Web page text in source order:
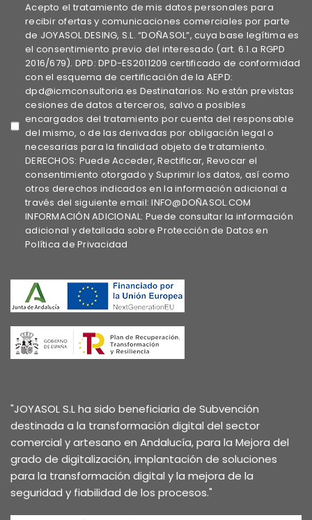
Acepto el tratamiento de mis datos personales para
recibir ofertas y comunicaciones comerciales por parte
de JOYASOL DESING, S.L. “DOÑASOL”, cuya base legítima es
el consentimiento previo del interesado (art. 6.1.a RGPD
2016/679). DPD: DPD-ES2011209 certificado de conformidad
con el esquema de certificación de la AEPD:
dpd@icmconsultoria.es Destinatarios: No están previstas
cesiones de datos a terceros, salvo a posibles
encargados del tratamiento por cuenta del responsable
del mismo, o de las derivadas por obligación legal o
necesarias para la finalidad objeto de tratamiento.
DERECHOS: Puede Acceder, Rectificar, Revocar el
consentimiento otorgado y Suprimir los datos, así como
otros derechos indicados en la información adicional a
través del siguiente email: INFO@DOÑASOL.COM
INFORMACIÓN ADICIONAL: Puede consultar la información
adicional y detallada sobre Protección de Datos en
Política de Privacidad
"JOYASOL S.L ha sido beneficiaria de Subvención
destinada a la transformación digital del sector
comercial y artesano en Andalucía, para la Mejora del
grado de digitalización, implantación de soluciones
para la transformación digital y la mejora de la
seguridad y fiabilidad de los procesos."